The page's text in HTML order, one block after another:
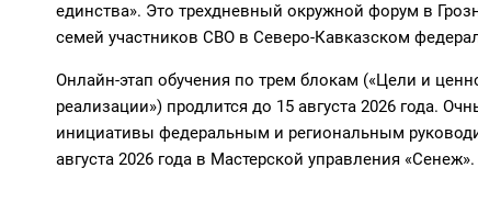
единства». Это трехдневный окружной форум в
семей участников СВО в Северо-Кавказском
Онлайн-этап обучения по трем блокам («Цели и
реализации») продлится до 15 августа 2026 года.
инициативы федеральным и региональным
августа 2026 года в Мастерской управления «Сенеж».